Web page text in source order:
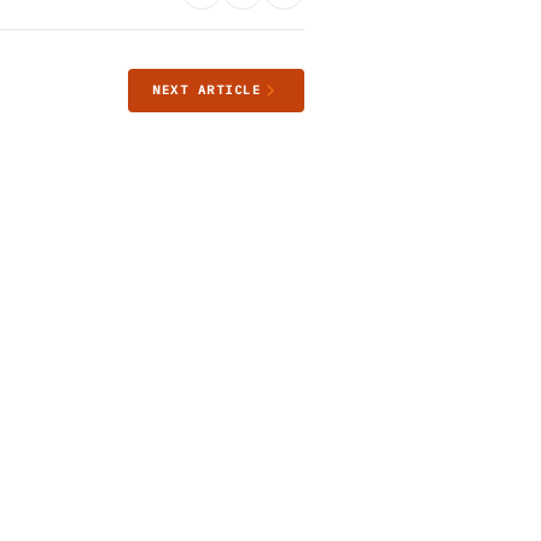
NEXT ARTICLE